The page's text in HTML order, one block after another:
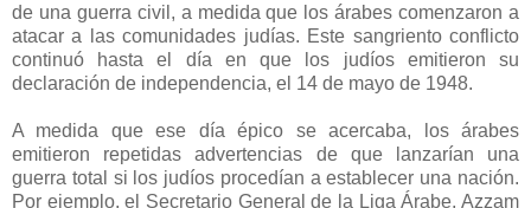
de una guerra civil, a medida que los árabes comenzaron a
atacar a las comunidades judías. Este sangriento conflicto
continuó hasta el día en que los judíos emitieron su
declaración de independencia, el 14 de mayo de 1948.
A medida que ese día épico se acercaba, los árabes
emitieron repetidas advertencias de que lanzarían una
guerra total si los judíos procedían a establecer una nación.
Por ejemplo, el Secretario General de la Liga Árabe, Azzam